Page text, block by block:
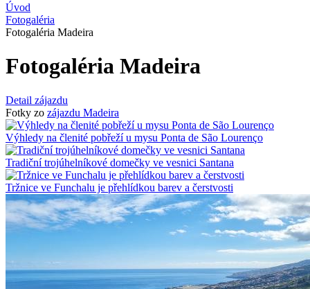
Úvod
Fotogaléria
Fotogaléria Madeira
Fotogaléria Madeira
Detail zájazdu
Fotky zo zájazdu Madeira
Výhledy na členité pobřeží u mysu Ponta de São Lourenço
Tradiční trojúhelníkové domečky ve vesnici Santana
Tržnice ve Funchalu je přehlídkou barev a čerstvosti